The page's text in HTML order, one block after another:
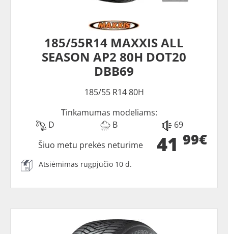
185/55R14 MAXXIS ALL
SEASON AP2 80H DOT20
DBB69
185/55 R14 80H
Tinkamumas modeliams:
D
B 69
41 99€
Šiuo metu prekės neturime
Atsiėmimas rugpjūčio 10 d.